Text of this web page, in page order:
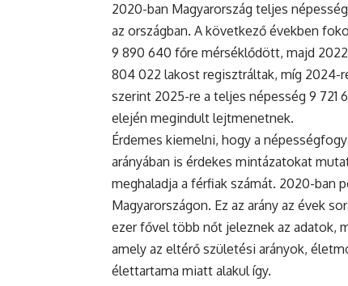
2020-ban Magyarország teljes
az országban. A következő években
9 890 640 főre mérséklődött, majd
804 022 lakost regisztráltak, míg 2024-
szerint 2025-re a teljes népesség 9
elején megindult lejtmenetnek.
Érdemes kiemelni, hogy a
arányában is érdekes mintázatokat
meghaladja a férfiak számát. 2020-ban
Magyarországon. Ez az arány az évek
ezer fővel több nőt jeleznek az adatok,
amely az eltérő születési arányok,
élettartama miatt alakul így.